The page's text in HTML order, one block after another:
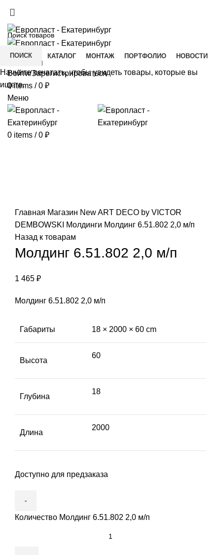
ГЛАВНАЯ КАТАЛОГ МОНТАЖ ПОРТФОЛИО
НОВОСТИ
КОНТАКТЫ
Войти/Зарегистрироваться
0items / 0 ₽
Меню
0 items / 0 ₽
Главная Магазин New ART DECO by VICTOR
DEMBOWSKI
Молдинги Молдинг 6.51.802 2,0 м/п
Назад к товарам
Молдинг 6.51.802 2,0 м/п
1 465 ₽
Молдинг 6.51.802 2,0 м/п
Габариты 18 × 2000 × 60 cm
Высота
60
Глубина
18
Длина
2000
Доступно для предзаказа
Количество Молдинг 6.51.802 2,0 м/п
ПОИСК
Начните печатать, чтобы увидеть товары, которые вы
ищете.